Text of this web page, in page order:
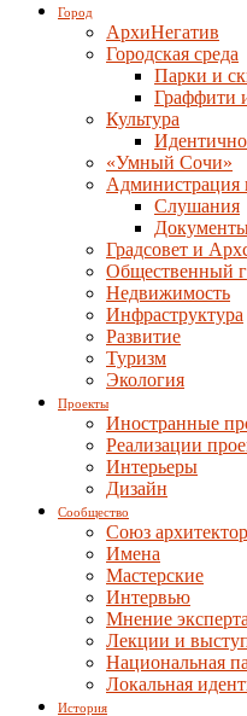
Город
АрхиНегатив
Городская среда
Парки и
Граффити
Культура
«Умный Сочи»
Администрация
Слушания
Градсовет и
Общественный
Недвижимость
Инфраструктура
Развитие
Туризм
Экология
Проекты
Иностранные
Реализации
Интерьеры
Дизайн
Сообщество
Союз
Имена
Мастерские
Интервью
Мнение эксперта
Лекции и
Национальная
Локальная
История